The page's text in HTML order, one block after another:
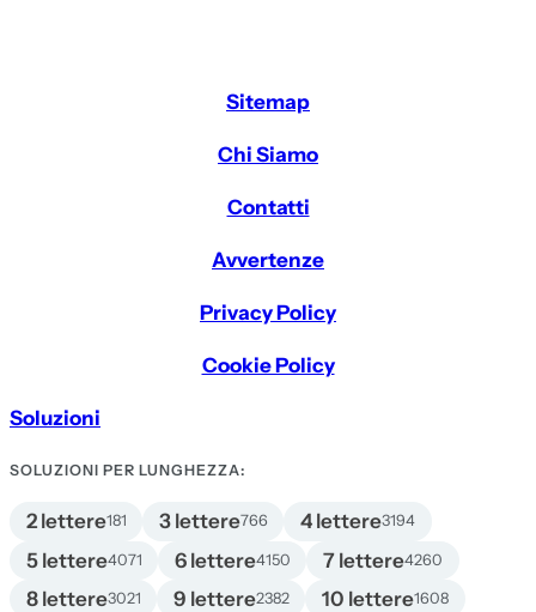
Sitemap
Chi Siamo
Contatti
Avvertenze
Privacy Policy
Cookie Policy
Soluzioni
SOLUZIONI PER LUNGHEZZA:
2 lettere181 3 lettere766 4 lettere3194
5 lettere4071 6 lettere4150 7 lettere4260
8 lettere3021 9 lettere2382 10 lettere1608